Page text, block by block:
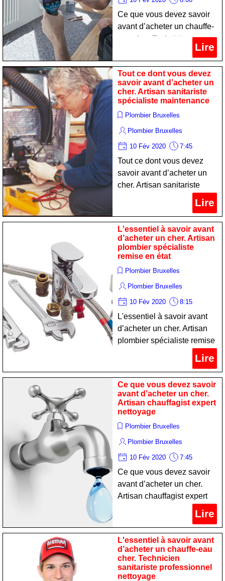
Ce que vous devez savoir
avant d’acheter un chauffe-
eau cher. Technicien
chauffagist professionnel
entretien
Lire
Tout ce dont vous devez
savoir avant d’acheter un
cher. Artisan sanitariste
spécialiste maintenance
Plombier Bruxelles
Plombier Bruxelles
10 Fév 2020 7:45
Tout ce dont vous devez
savoir avant d’acheter un
cher. Artisan sanitariste
spécialiste maintenanceLire
L'essentiel à savoir avant
d’acheter un cher. Artisan
plombier spécialiste
remise en état
Plombier Bruxelles
Plombier Bruxelles
10 Fév 2020 8:15
L'essentiel à savoir avant
d’acheter un cher. Artisan
plombier spécialiste remise
Lire
Ce que vous devez savoir
avant d’acheter un cher.
Artisan chauffagist expert
nettoyage
Plombier Bruxelles
Plombier Bruxelles
10 Fév 2020 7:45
Ce que vous devez savoir
avant d’acheter un cher.
Artisan chauffagist expert
Lire
L'essentiel à savoir avant
d’acheter un chauffe-eau
cher. Technicien
sanitariste professionnel
nettoyage